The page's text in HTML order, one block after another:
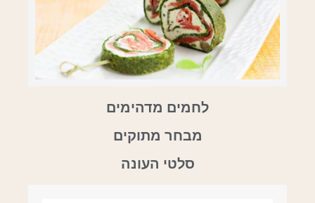
לחמים מדהימים
מבחר מתוקים
סלטי העונה